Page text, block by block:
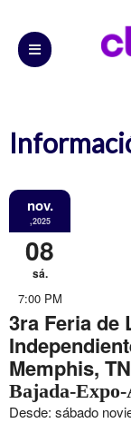
nov.
,2025
08
sá.
7:00 PM
3ra Feria de
Memphis, TN
Bajada-
Desde: sábado